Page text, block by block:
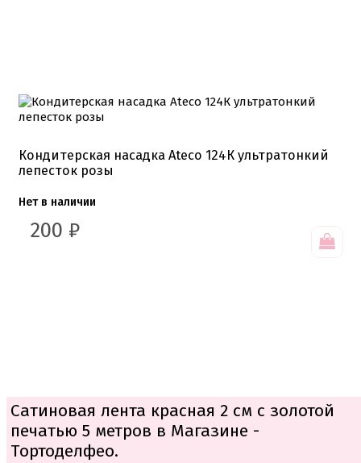
Кондитерская насадка Ateco 124К ультратонкий
лепесток розы
Нет в наличии
200 ₽
Сатиновая лента красная 2 см с золотой
печатью 5 метров в Магазине -
Тортоделфео.